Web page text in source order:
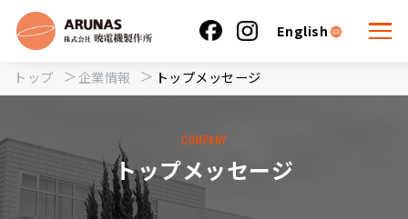
English
トップ 企業情報 トップメッセージ
COMPANY
トップメッセージ